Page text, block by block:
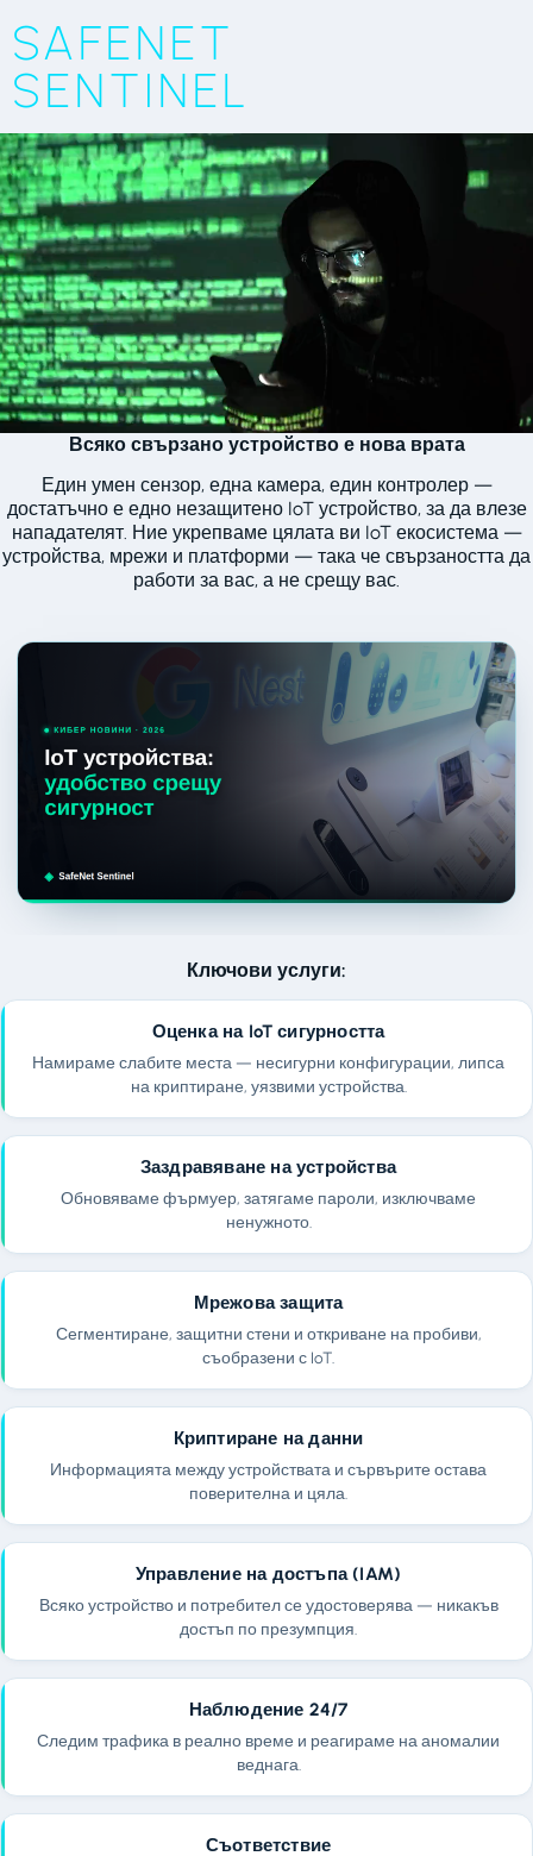
SAFENET
SENTINEL
Всяко свързано устройство е нова врата
Един умен сензор, една камера, един контролер —
достатъчно е едно незащитено IoT устройство, за да влезе
нападателят. Ние укрепваме цялата ви IoT екосистема —
устройства, мрежи и платформи — така че свързаността да
работи за вас, а не срещу вас.
Ключови услуги:
Оценка на IoT сигурността
Намираме слабите места — несигурни конфигурации, липса
на криптиране, уязвими устройства.
Заздравяване на устройства
Обновяваме фърмуер, затягаме пароли, изключваме
ненужното.
Мрежова защита
Сегментиране, защитни стени и откриване на пробиви,
съобразени с IoT.
Криптиране на данни
Информацията между устройствата и сървърите остава
поверителна и цяла.
Управление на достъпа (IAM)
Всяко устройство и потребител се удостоверява — никакъв
достъп по презумпция.
Наблюдение 24/7
Следим трафика в реално време и реагираме на аномалии
веднага.
Съответствие